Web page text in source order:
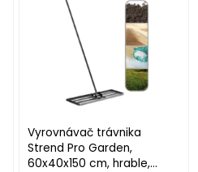
Vyrovnávač trávnika
Strend Pro Garden,
60x40x150 cm, hrable,